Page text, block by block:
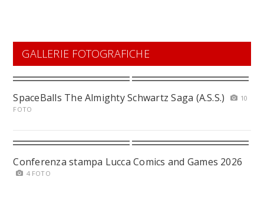
GALLERIE FOTOGRAFICHE
SpaceBalls The Almighty Schwartz Saga (A.S.S.)
10
FOTO
Conferenza stampa Lucca Comics and Games 2026
4 FOTO